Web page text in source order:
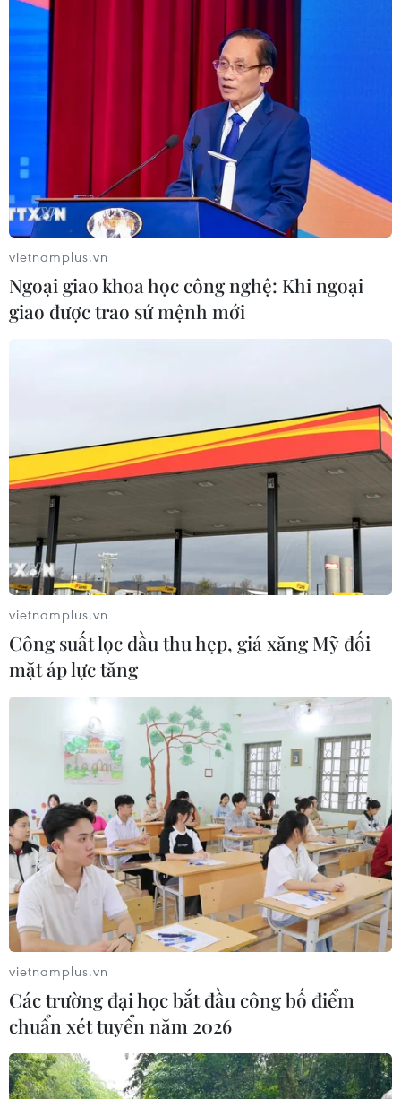
vietnamplus.vn
Ngoại giao khoa học công nghệ: Khi ngoại
giao được trao sứ mệnh mới
vietnamplus.vn
Công suất lọc dầu thu hẹp, giá xăng Mỹ đối
mặt áp lực tăng
vietnamplus.vn
Các trường đại học bắt đầu công bố điểm
chuẩn xét tuyển năm 2026